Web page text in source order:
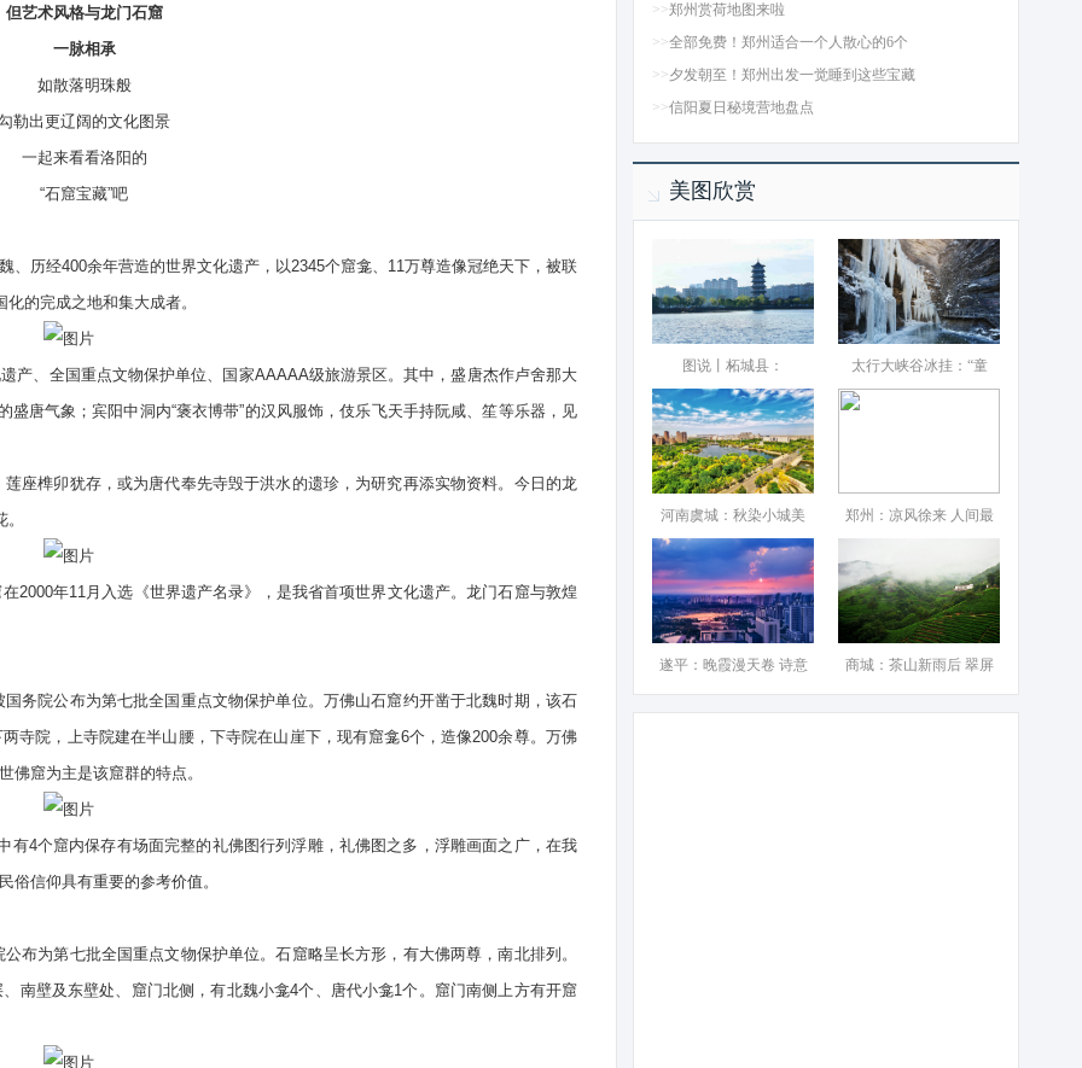
术风格与龙门石窟
一脉相承
如散落明珠般
出更辽阔的文化图景
一起来看看洛阳的
“石窟宝藏”吧
历经400余年营造的世界文化遗产，以2345个窟龛、11万尊造像冠绝天下，被联
的完成之地和集大成者。
、全国重点文物保护单位、国家AAAAA级旅游景区。其中，盛唐杰作卢舍那大
唐气象；宾阳中洞内“褒衣博带”的汉风服饰，伎乐飞天手持阮咸、笙等乐器，见
榫卯犹存，或为唐代奉先寺毁于洪水的遗珍，为研究再添实物资料。今日的龙
年11月入选《世界遗产名录》，是我省首项世界文化遗产。龙门石窟与敦煌
院公布为第七批全国重点文物保护单位。万佛山石窟约开凿于北魏时期，该石
寺院，上寺院建在半山腰，下寺院在山崖下，现有窟龛6个，造像200余尊。万佛
佛窟为主是该窟群的特点。
4个窟内保存有场面完整的礼佛图行列浮雕，礼佛图之多，浮雕画面之广，在我
俗信仰具有重要的参考价值。
为第七批全国重点文物保护单位。石窟略呈长方形，有大佛两尊，南北排列。
南壁及东壁处、窟门北侧，有北魏小龛4个、唐代小龛1个。窟门南侧上方有开窟
>>郑州赏荷地图来啦
>>全部免费！郑州适合一个人散心的6个
>>夕发朝至！郑州出发一觉睡到这些宝藏
>>信阳夏日秘境营地盘点
美图欣赏
图说丨柘城县：‌ 太行大峡谷冰挂：“童
河南虞城：秋染小城美 郑州：凉风徐来 人间最
遂平：晚霞漫天卷 诗意 商城：茶山新雨后 翠屏